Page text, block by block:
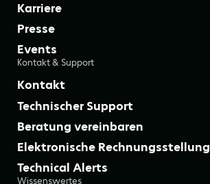
Karriere
Presse
Events
Kontakt & Support
Kontakt
Technischer Support
Beratung vereinbaren
Elektronische Rechnungsstellung
Technical Alerts
Wissenswertes